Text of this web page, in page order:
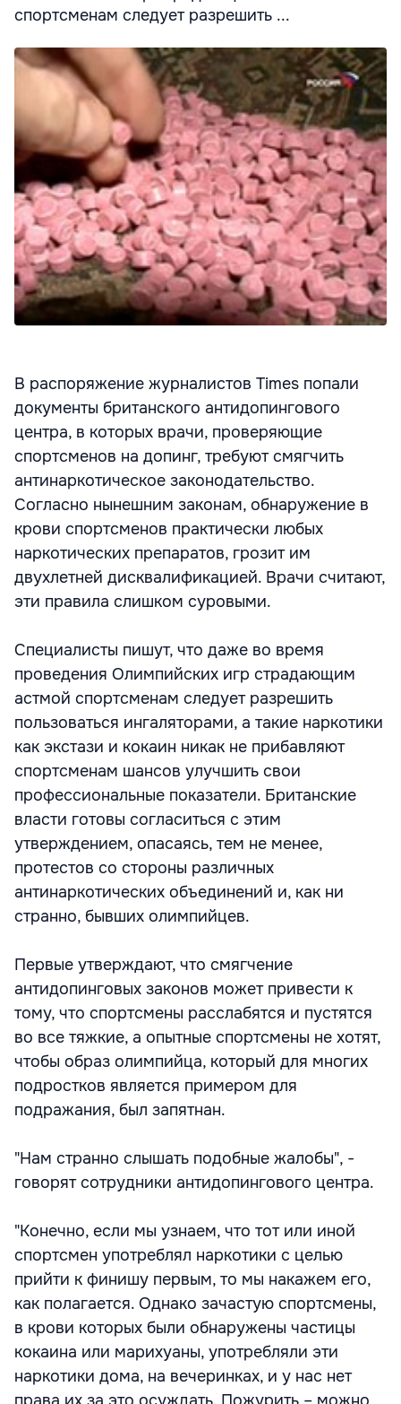
спортсменам следует разрешить ...
В распоряжение журналистов Times попали
документы британского антидопингового
центра, в которых врачи, проверяющие
спортсменов на допинг, требуют смягчить
антинаркотическое законодательство.
Согласно нынешним законам, обнаружение в
крови спортсменов практически любых
наркотических препаратов, грозит им
двухлетней дисквалификацией. Врачи считают,
эти правила слишком суровыми.
Специалисты пишут, что даже во время
проведения Олимпийских игр страдающим
астмой спортсменам следует разрешить
пользоваться ингаляторами, а такие наркотики
как экстази и кокаин никак не прибавляют
спортсменам шансов улучшить свои
профессиональные показатели. Британские
власти готовы согласиться с этим
утверждением, опасаясь, тем не менее,
протестов со стороны различных
антинаркотических объединений и, как ни
странно, бывших олимпийцев.
Первые утверждают, что смягчение
антидопинговых законов может привести к
тому, что спортсмены расслабятся и пустятся
во все тяжкие, а опытные спортсмены не хотят,
чтобы образ олимпийца, который для многих
подростков является примером для
подражания, был запятнан.
"Нам странно слышать подобные жалобы", -
говорят сотрудники антидопингового центра.
"Конечно, если мы узнаем, что тот или иной
спортсмен употреблял наркотики с целью
прийти к финишу первым, то мы накажем его,
как полагается. Однако зачастую спортсмены,
в крови которых были обнаружены частицы
кокаина или марихуаны, употребляли эти
наркотики дома, на вечеринках, и у нас нет